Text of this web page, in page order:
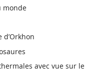
monde
avec vue sur le